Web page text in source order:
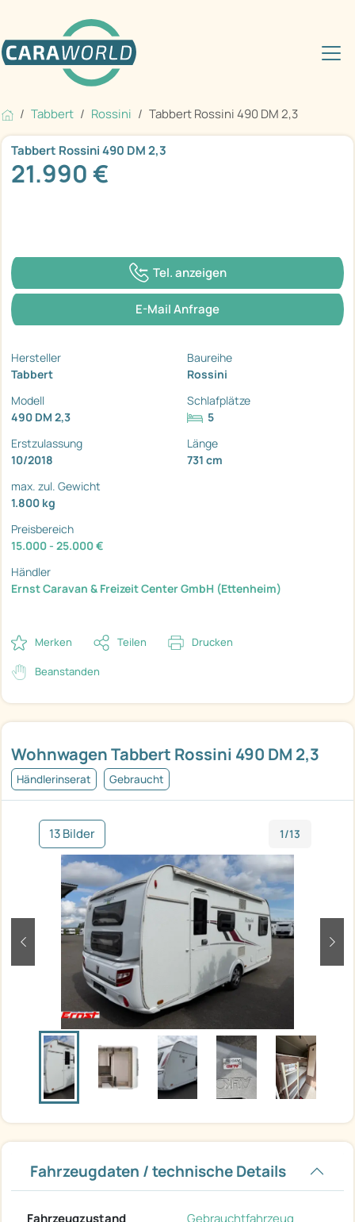
Tabbert Rossini Tabbert Rossini 490 DM 2,3
Wohnwagen Tabbert Rossini 490 DM 2,3
Händlerinserat Gebraucht
13 Bilder 1/13
zurück
Fahrzeugdaten / technische Details
Fahrzeugzustand
Gebrauchtfahrzeug
Tabbert Rossini 490 DM 2,3
21.990 €
Tel. anzeigen
E-Mail Anfrage
Hersteller
Tabbert
Baureihe
Rossini
Modell
490 DM 2,3
Schlafplätze
5
Erstzulassung
10/2018
Länge
731 cm
max. zul. Gewicht
1.800 kg
Preisbereich
15.000 - 25.000 €
Händler
Ernst Caravan & Freizeit Center GmbH (Ettenheim)
Merken Teilen Drucken
Beanstanden